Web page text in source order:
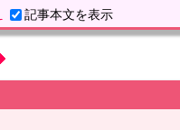
記事本文を表示